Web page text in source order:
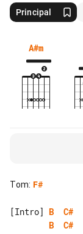
Principal
A#m
Tom: F#
[Intro] B C#
B
C#